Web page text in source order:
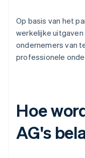
Op basis van het
werkelijke uitgaven
ondernemers van
professionele
Hoe
AG's